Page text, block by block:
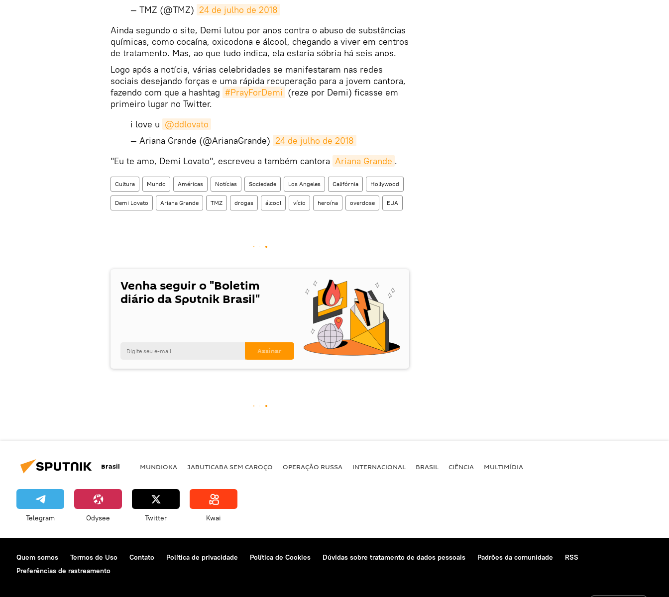
— TMZ (@TMZ) 24 de julho de 2018
Ainda segundo o site, Demi lutou por anos contra o abuso de substâncias
químicas, como cocaína, oxicodona e álcool, chegando a viver em centros
de tratamento. Mas, ao que tudo indica, ela estaria sóbria há seis anos.
Logo após a notícia, várias celebridades se manifestaram nas redes
sociais desejando forças e uma rápida recuperação para a jovem cantora,
fazendo com que a hashtag #PrayForDemi (reze por Demi) ficasse em
primeiro lugar no Twitter.
i love u @ddlovato
— Ariana Grande (@ArianaGrande) 24 de julho de 2018
"Eu te amo, Demi Lovato", escreveu a também cantora Ariana Grande .
Cultura Mundo Américas Notícias Sociedade Los Angeles Califórnia Hollywood
Demi Lovato Ariana Grande TMZ drogas álcool vício heroína overdose EUA
Venha seguir o "Boletim
diário da Sputnik Brasil"
Brasil MUNDIOKA JABUTICABA SEM CAROÇO OPERAÇÃO RUSSA INTERNACIONAL BRASIL CIÊNCIA MULTIMÍDIA
Telegram Odysee Twitter Kwai
Quem somos Termos de Uso Contato Política de privacidade Política de Cookies Dúvidas sobre tratamento de dados pessoais Padrões da comunidade
RSS
Preferências de rastreamento